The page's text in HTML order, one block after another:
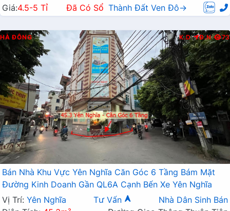
Giá:4.5-5 Tỉ Đã Có Sổ Thành Đất Ven Đô→
HÀ ĐÔNG K.D Đ.N 73
Bán Nhà Khu Vực Yên Nghĩa Căn Góc 6 Tầng Bám Mặt
Đường Kinh Doanh Gần QL6A Cạnh Bến Xe Yên Nghĩa
Vị Trí: Yên Nghĩa Tư Vấn
Nhà Dân Sinh Bán